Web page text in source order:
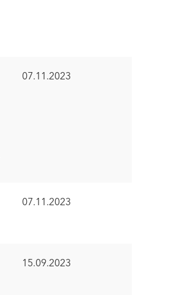
07.11.2023
07.11.2023
15.09.2023